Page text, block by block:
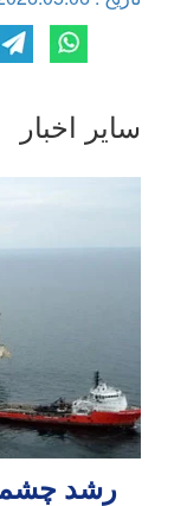
سایر اخبار
رشد